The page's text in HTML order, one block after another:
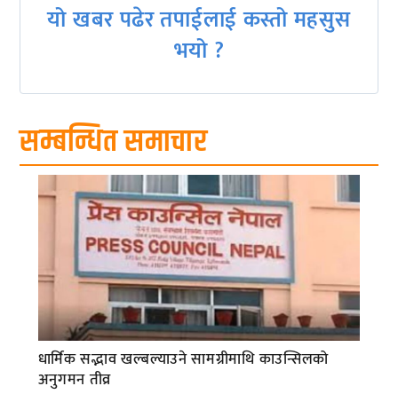
यो खबर पढेर तपाईलाई कस्तो महसुस
भयो ?
सम्बन्धित समाचार
धार्मिक सद्भाव खल्बल्याउने सामग्रीमाथि काउन्सिलको
अनुगमन तीव्र